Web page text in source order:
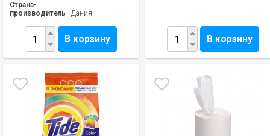
Страна-
производитель
Дания
В корзину В корзину